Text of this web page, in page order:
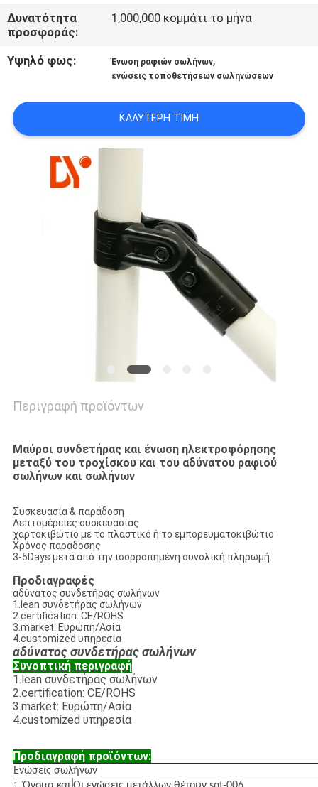
ΕΙΔΉΣΕΙΣ
ΠΕΡΙΠΤΏΣΕΙΣ
ΈΝΑ
ΑΠΌΣΠΑΣΜΑ
Δυνατότητα
προσφοράς:
1,000,000 κομμάτι το μήνα
Υψηλό φως: Ένωση ραφιών σωλήνων,
ενώσεις τοποθετήσεων σωληνώσεων
ΚΑΛΎΤΕΡΗ ΤΙΜΉ
Περιγραφή προϊόντων
Μαύροι συνδετήρας και ένωση ηλεκτροφόρησης
μεταξύ του τροχίσκου και του αδύνατου ραφιού
σωλήνων και σωλήνων
Συσκευασία & παράδοση
Λεπτομέρειες συσκευασίας
χαρτοκιβώτιο με το πλαστικό ή το εμπορευματοκιβώτιο
Χρόνος παράδοσης
3-5Days μετά από την ισορροπημένη συνολική πληρωμή.
Προδιαγραφές
αδύνατος συνδετήρας σωλήνων
1.lean συνδετήρας σωλήνων
2.certification: CE/ROHS
3.market: Ευρώπη/Ασία
4.customized υπηρεσία
αδύνατος συνδετήρας σωλήνων
Συνοπτική περιγραφή
1.lean συνδετήρας σωλήνων
2.certification: CE/ROHS
3.market: Ευρώπη/Ασία
4.customized υπηρεσία
Προδιαγραφή προϊόντων:
Ενώσεις σωλήνων